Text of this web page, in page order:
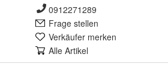
0912271289
Frage stellen
Verkäufer merken
Alle Artikel